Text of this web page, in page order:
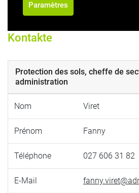
Paramètres
Kontakte
Protection des sols, cheffe de
administration
Nom Viret
Prénom Fanny
Téléphone 027 606 31 82
E-Mail